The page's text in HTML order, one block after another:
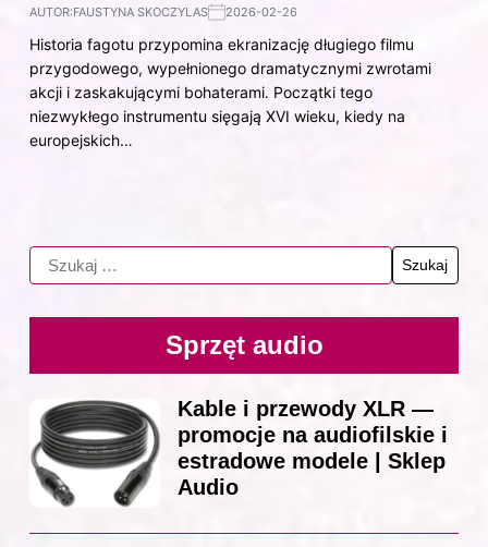
AUTOR:FAUSTYNA SKOCZYLAS 2026-02-26
Historia fagotu przypomina ekranizację długiego filmu
przygodowego, wypełnionego dramatycznymi zwrotami
akcji i zaskakującymi bohaterami. Początki tego
niezwykłego instrumentu sięgają XVI wieku, kiedy na
europejskich…
Sprzęt audio
Kable i przewody XLR —
promocje na audiofilskie i
estradowe modele | Sklep
Audio